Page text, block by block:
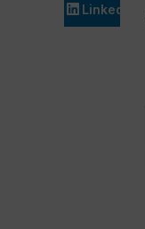
LinkedIn